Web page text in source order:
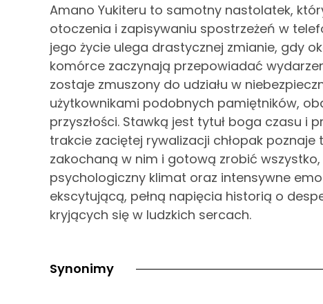
Amano Yukiteru to samotny nastolatek,
otoczenia i zapisywaniu spostrzeżeń w
jego życie ulega drastycznej zmianie, gdy
komórce zaczynają przepowiadać
zostaje zmuszony do udziału w
użytkownikami podobnych pamiętników,
przyszłości. Stawką jest tytuł boga czasu i
trakcie zaciętej rywalizacji chłopak
zakochaną w nim i gotową zrobić
psychologiczny klimat oraz intensywne
ekscytującą, pełną napięcia historią o
kryjących się w ludzkich sercach.
Synonimy